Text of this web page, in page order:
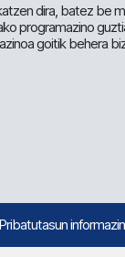
dira, batez be
programazino
goitik behera
Pribatutasun